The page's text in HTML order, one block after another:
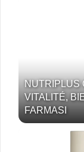
NUTRIPLUS
VITALITÉ,
FARMASI